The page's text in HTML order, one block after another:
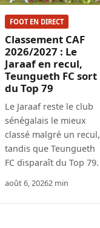
FOOT EN DIRECT
Classement CAF
2026/2027 : Le
Jaraaf en recul,
Teungueth FC sort
du Top 79
Le Jaraaf reste le club
sénégalais le mieux
classé malgré un recul,
tandis que Teungueth
FC disparaît du Top 79.
août 6, 20262 min